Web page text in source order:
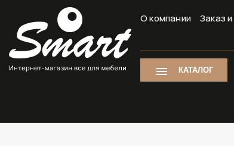
О компании Заказ
КАТАЛОГ